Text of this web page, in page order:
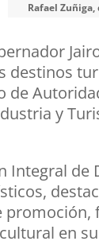
Rafael
y
Integral de
en